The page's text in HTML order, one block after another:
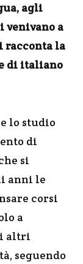
agli
a
racconta la
di italiano
lo studio
di
si
anni le
corsi
a
altri
seguendo